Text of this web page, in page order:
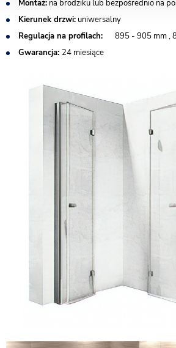
Montaż: na brodziku lub bezpośrednio na
Kierunek drzwi: uniwersalny
Regulacja na profilach: 895 - 905 mm ,
Gwarancja: 24 miesiące